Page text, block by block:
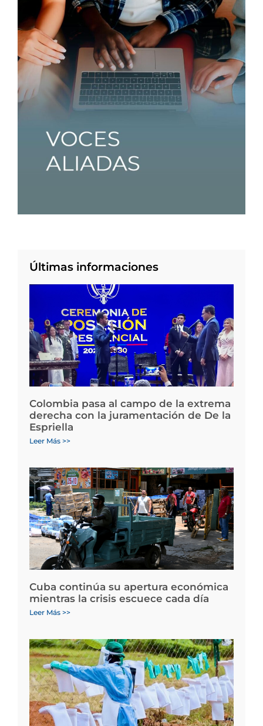
Últimas informaciones
Colombia pasa al campo de la extrema
derecha con la juramentación de De la
Espriella
Leer Más >>
Cuba continúa su apertura económica
mientras la crisis escuece cada día
Leer Más >>